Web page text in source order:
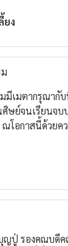
ยง
มีเมตากรุณากั
ศิษย์​จนเรียนจ
โอกาส​นี้ด้วยค
ญปู่​ รองคณบดีค